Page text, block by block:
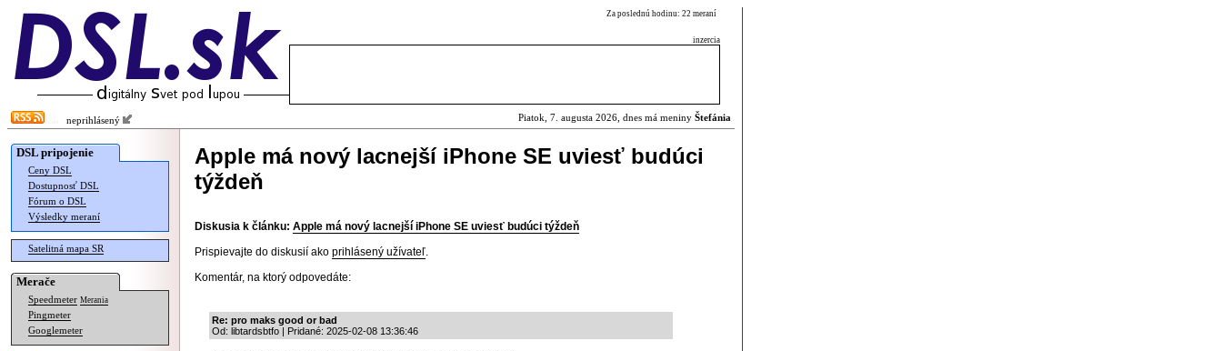
Za poslednú hodinu: 22 meraní
inzercia
neprihlásený Piatok, 7. augusta 2026, dnes má meniny Štefánia
DSL pripojenie
Ceny DSL
Dostupnosť DSL
Fórum o DSL
Výsledky meraní
Satelitná mapa SR
Merače
Speedmeter Merania
Pingmeter
Googlemeter
Apple má nový lacnejší iPhone SE uviesť budúci
týždeň
Diskusia k článku: Apple má nový lacnejší iPhone SE uviesť budúci týždeň
Prispievajte do diskusií ako prihlásený užívateľ.
Komentár, na ktorý odpovedáte:
Re: pro maks good or bad
Od: libtardsbtfo | Pridané: 2025-02-08 13:36:46